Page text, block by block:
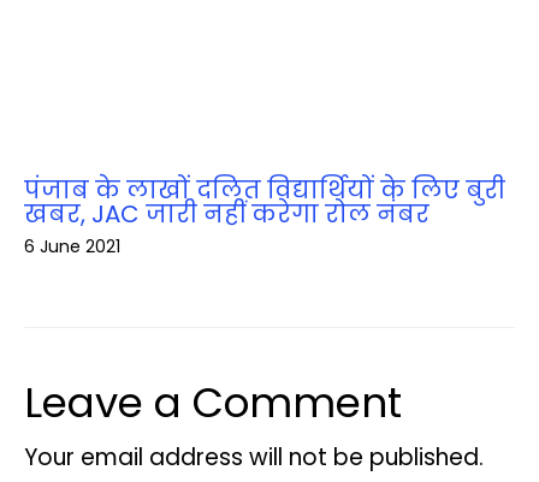
पंजाब के लाखों दलित विद्यार्थियों के लिए बुरी
खबर, JAC जारी नहीं करेगा रोल नंबर
6 June 2021
Leave a Comment
Your email address will not be published.